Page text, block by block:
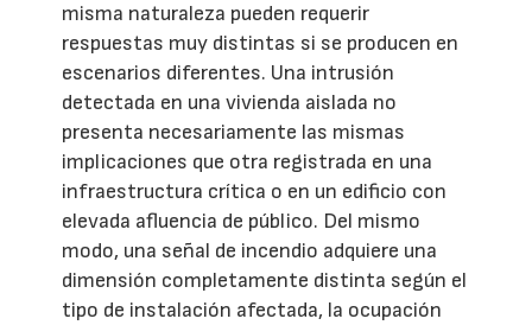
misma naturaleza pueden requerir
respuestas muy distintas si se producen en
escenarios diferentes. Una intrusión
detectada en una vivienda aislada no
presenta necesariamente las mismas
implicaciones que otra registrada en una
infraestructura crítica o en un edificio con
elevada afluencia de público. Del mismo
modo, una señal de incendio adquiere una
dimensión completamente distinta según el
tipo de instalación afectada, la ocupación